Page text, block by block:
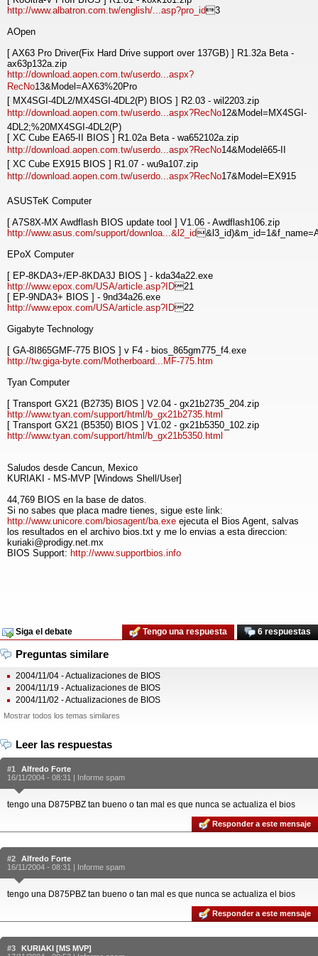
http://www.albatron.com.tw/english/...asp?pro_id3
AOpen
[ AX63 Pro Driver(Fix Hard Drive support over 137GB) ] R1.32a Beta -
ax63p132a.zip
http://download.aopen.com.tw/userdo...aspx?
RecNo13&Model=AX63%20Pro
[ MX4SGI-4DL2/MX4SGI-4DL2(P) BIOS ] R2.03 - wil2203.zip
http://download.aopen.com.tw/userdo...aspx?RecNo12&Model=MX4SGI-
4DL2;%20MX4SGI-4DL2(P)
[ XC Cube EA65-II BIOS ] R1.02a Beta - wa652102a.zip
http://download.aopen.com.tw/userdo...aspx?RecNo14&Modelê65-II
[ XC Cube EX915 BIOS ] R1.07 - wu9a107.zip
http://download.aopen.com.tw/userdo...aspx?RecNo17&Model=EX915
ASUSTeK Computer
[ A7S8X-MX Awdflash BIOS update tool ] V1.06 - Awdflash106.zip
http://www.asus.com/support/downloa...&l2_id
EPoX Computer
[ EP-8KDA3+/EP-8KDA3J BIOS ] - kda34a22.exe
http://www.epox.com/USA/article.asp?ID21
[ EP-9NDA3+ BIOS ] - 9nd34a26.exe
http://www.epox.com/USA/article.asp?ID22
Gigabyte Technology
[ GA-8I865GMF-775 BIOS ] v F4 - bios_865gm775_f4.exe
http://tw.giga-byte.com/Motherboard...MF-775.htm
Tyan Computer
[ Transport GX21 (B2735) BIOS ] V2.04 - gx21b2735_204.zip
http://www.tyan.com/support/html/b_gx21b2735.html
[ Transport GX21 (B5350) BIOS ] V1.02 - gx21b5350_102.zip
http://www.tyan.com/support/html/b_gx21b5350.html
Saludos desde Cancun, Mexico
KURIAKI - MS-MVP [Windows Shell/User]
44,769 BIOS en la base de datos.
Si no sabes que placa madre tienes, sigue este link:
http://www.unicore.com/biosagent/ba.exe ejecuta el Bios Agent, salvas
los resultados en el archivo bios.txt y me lo envias a esta direccion:
kuriaki@prodigy.net.mx
BIOS Support: http://www.supportbios.info
Siga el debate 6 respuestas
Tengo una respuesta
Preguntas similare
2004/11/04 - Actualizaciones de BIOS
2004/11/19 - Actualizaciones de BIOS
2004/11/02 - Actualizaciones de BIOS
Mostrar todos los temas similares
Leer las respuestas
#1
Alfredo Forte
16/11/2004 - 08:31 | Informe spam
tengo una D875PBZ tan bueno o tan mal es que nunca se actualiza el bios
Responder a este mensaje
#2
Alfredo Forte
16/11/2004 - 08:31 | Informe spam
tengo una D875PBZ tan bueno o tan mal es que nunca se actualiza el bios
Responder a este mensaje
#3
KURIAKI [MS MVP]